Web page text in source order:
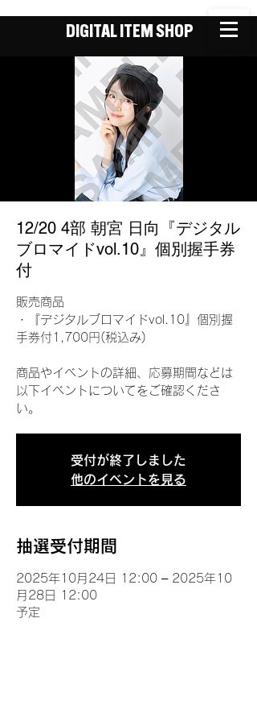
DIGITAL ITEM SHOP
12/20 4部 朝宮 日向『デジタル
ブロマイドvol.10』個別握手券
付
販売商品
・『デジタルブロマイドvol.10』個別握
手券付1,700円(税込み)
商品やイベントの詳細、応募期間などは
以下イベントについてをご確認くださ
い。
受付が終了しました
他のイベントを見る
抽選受付期間
2025年10月24日 12:00 – 2025年10
月28日 12:00
予定